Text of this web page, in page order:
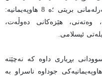
پێک دێت کە گەورەترین فراکسیۆنی پەرلەمانی بریتی ؛ە 8 هاوپەیمانیە:
وەتەنی، هێزەکانی دەوڵەت،
ئیسلامی.
بڕیاری داوە کە نەچێتە
جوداوە ناسراو بە